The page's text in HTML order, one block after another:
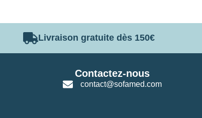
Livraison gratuite dès 150€
Contactez-nous
contact@sofamed.com